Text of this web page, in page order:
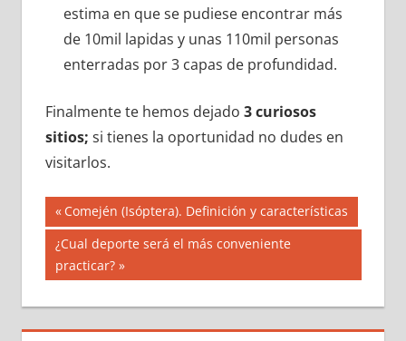
estima en que se pudiese encontrar más
de 10mil lapidas y unas 110mil personas
enterradas por 3 capas de profundidad.
Finalmente te hemos dejado 3 curiosos
sitios; si tienes la oportunidad no dudes en
visitarlos.
Navegación
de
entradas
Entrada
anterior:
Comején (Isóptera). Definición y características
Siguiente
entrada:
¿Cual deporte será el más conveniente
practicar?